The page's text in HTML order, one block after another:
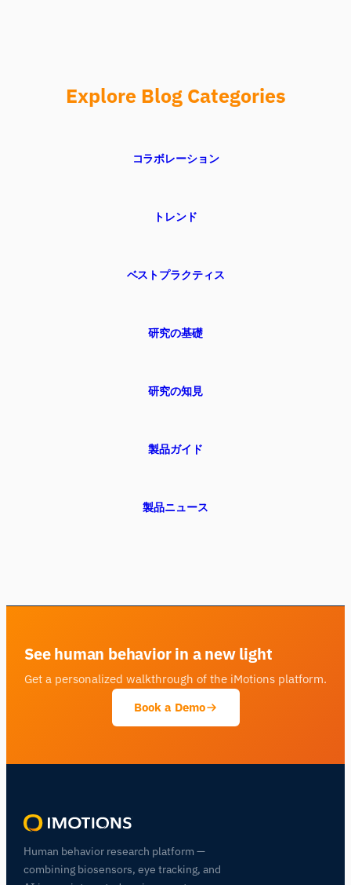
Explore Blog Categories
コラボレーション
トレンド
ベストプラクティス
研究の基礎
研究の知見
製品ガイド
製品ニュース
See human behavior in a new light
Get a personalized walkthrough of the iMotions platform.
Book a Demo
Human behavior research platform —
combining biosensors, eye tracking, and